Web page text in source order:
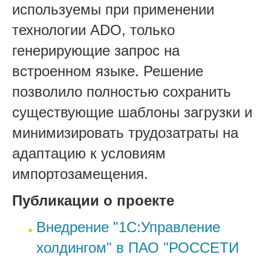
используемы при применении
технологии ADO, только
генерирующие запрос на
встроенном языке. Решение
позволило полностью сохранить
существующие шаблоны загрузки и
минимизировать трудозатраты на
адаптацию к условиям
импортозамещения.
Публикации о проекте
Внедрение "1С:Управление
холдингом" в ПАО "РОССЕТИ